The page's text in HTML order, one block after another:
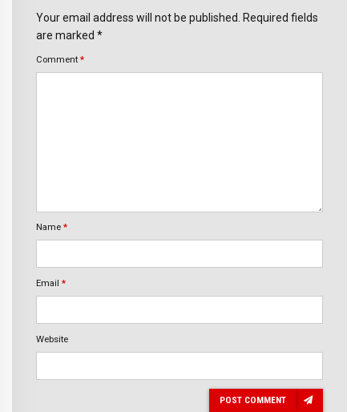
Your email address will not be published. Required fields
are marked *
Comment *
Name *
Email *
Website
POST COMMENT